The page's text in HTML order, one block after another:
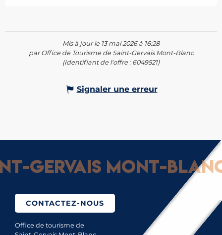
Mis à jour le 13 mai 2026 à 16:28
par Office de Tourisme de Saint-Gervais Mont-Blanc
(Identifiant de l'offre : 6049521)
Signaler une erreur
Gervais Mont-Blanc :
CONTACTEZ-NOUS
Office de tourisme de